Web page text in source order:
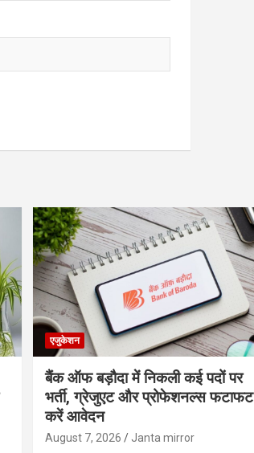
एजुकेशन
बैंक ऑफ बड़ौदा में निकली कई पदों पर
भर्ती, ग्रेजुएट और प्रोफेशनल्स फटाफट
करें आवेदन
August 7, 2026 Janta mirror